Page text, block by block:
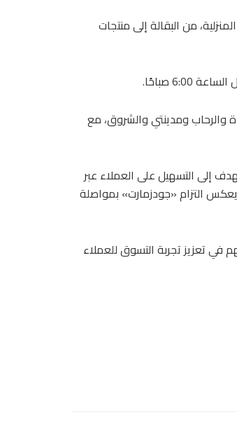
من البقالة إلى منتجات
صباحًا.
والرحاب ومدينتي والشروق، مع
إلى التسهيل على العملاء عبر
التزام «جودزمارت» بمواصلة
تعزيز تجربة التسوق للعملاء